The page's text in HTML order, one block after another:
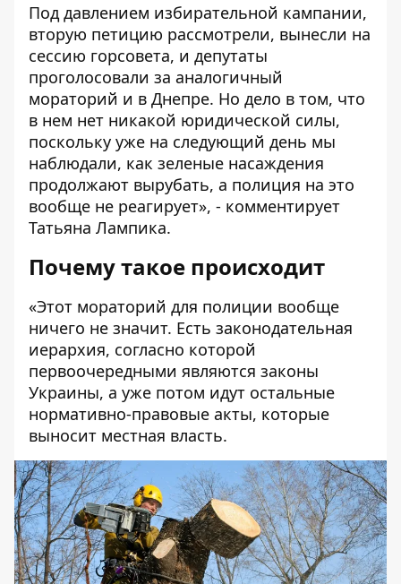
Под давлением избирательной кампании,
вторую петицию рассмотрели, вынесли на
сессию горсовета, и депутаты
проголосовали за аналогичный
мораторий и в Днепре. Но дело в том, что
в нем нет никакой юридической силы,
поскольку уже на следующий день мы
наблюдали, как зеленые насаждения
продолжают вырубать, а полиция на это
вообще не реагирует», - комментирует
Татьяна Лампика.
Почему такое происходит
«Этот мораторий для полиции вообще
ничего не значит. Есть законодательная
иерархия, согласно которой
первоочередными являются законы
Украины, а уже потом идут остальные
нормативно-правовые акты, которые
выносит местная власть.